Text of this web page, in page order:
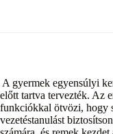
A gyermek egyensúlyi
előtt tartva tervezték. Az
funkciókkal ötvözi, hogy
vezetéstanulást